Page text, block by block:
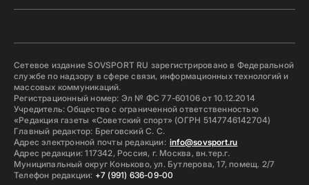
Сетевое издание SOVSPORT RU зарегистрировано в Федеральной
службе по надзору в сфере связи, информационных технологий и
массовых коммуникаций.
Регистрационный номер: Эл № ФС 77-60106 от 10.12.2014
Учредитель: Общество с ограниченной ответственностью
«Редакция газеты «Советский спорт» (ОГРН 5147746142704)
Главный редактор: Бреговский С. С.
Адрес электронной почты редакции: info@sovsport.ru
Адрес редакции: 117342, Россия, г. Москва, вн.тер.г.
Муниципальный округ Коньково, ул. Бутлерова, 17, помещ. 2/7
Телефон редакции: +7 (991) 636-09-00